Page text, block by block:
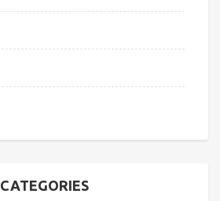
CATEGORIES